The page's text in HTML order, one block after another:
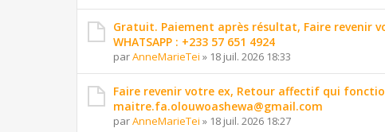
Gratuit. Paiement après résultat, Faire revenir
WHATSAPP : +233 57 651 4924
parAnneMarieTei » 18 juil. 2026 18:33
Faire revenir votre ex, Retour affectif qui
maitre.fa.olouwoashewa@gmail.com
parAnneMarieTei » 18 juil. 2026 18:27